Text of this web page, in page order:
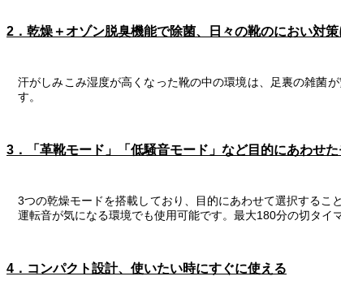
2．乾燥＋オゾン脱臭機能で除菌、日々の靴のにおい対策
汗がしみこみ湿度が高くなった靴の中の環境は、足裏の雑菌
す。
3．「革靴モード」「低騒音モード」など目的にあわせ
3つの乾燥モードを搭載しており、目的にあわせて選択する
運転音が気になる環境でも使用可能です。最大180分の切タイ
4．コンパクト設計、使いたい時にすぐに使える